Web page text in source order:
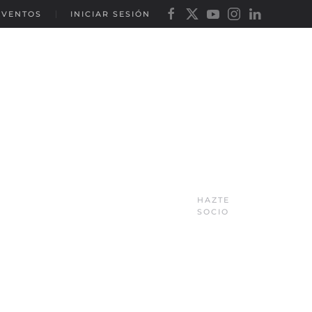
INICIAR SESIÓN
HAZTE
SOCIO